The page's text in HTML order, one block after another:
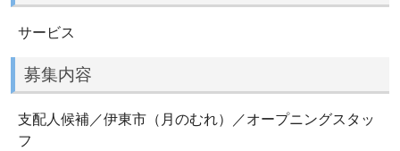
サービス
募集内容
支配人候補／伊東市（月のむれ）／オープニングスタッ
フ